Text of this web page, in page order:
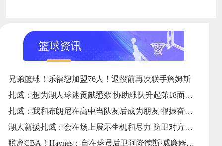
篮球资讯
兄弟篮球！乐福想加盟76人！退役前再次联手詹姆斯
扎威：想为湖人球迷贡献悉数 协助球队升起第18面冠军旗号
扎威：我和布朗尼在高中当队友后成为朋友 很振奋能再次并肩作战
湖人新援扎威：会在场上展示生机和尽力 防卫对方最好的球员
脱离CBA！Haynes：自在球员后卫阿隆德斯·威廉姆斯签约奇才